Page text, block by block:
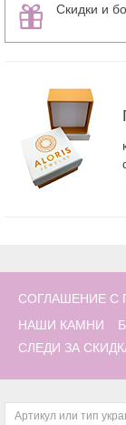
Скидки и
СОГЛАШЕНИЕ С
НАШИ КАМНИ
СЛЕДИ ЗА